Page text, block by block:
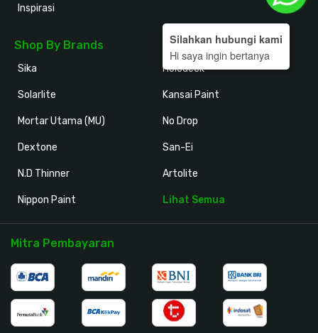
Inspirasi
Shop By Brands
Sika
Solarlite
Mortar Utama (MU)
Dextone
N.D Thinner
Nippon Paint
Holodeck
Kansai Paint
No Drop
San-Ei
Artolite
Lihat Semua
Mitra Pembayaran
Silahkan hubungi kami
Hi saya ingin bertanya